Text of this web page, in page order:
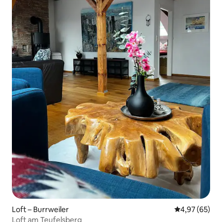
Loft – Burrweiler Prosječna
4,97 (65)
Loft am Teufelsberg